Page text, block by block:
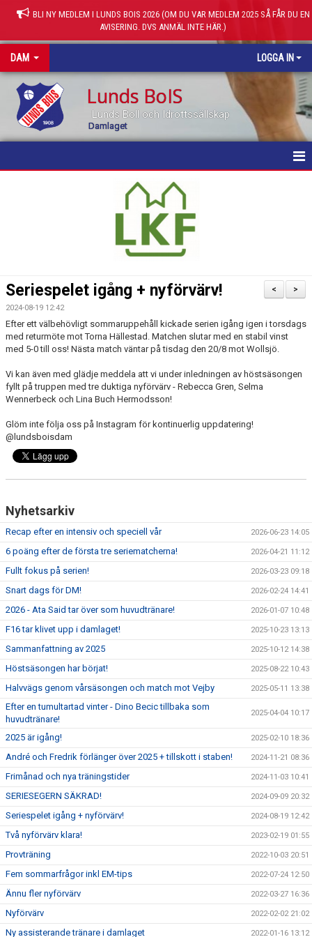
BLI NY MEDLEM I LUNDS BOIS 2026 (OM DU VAR MEDLEM 2025 SÅ FÅR DU EN
AVISERING. DVS ANMÄL INTE HÄR.)
DAM LOGGA IN
Lunds BoIS
Lunds Boll och Idrottssällskap
Damlaget
TRUPPEN
BILDGALLERI
KONTAKT
>
<
Seriespelet igång + nyförvärv!
2024-08-19 12:42
Efter ett välbehövligt sommaruppehåll kickade serien igång igen i torsdags
med returmöte mot Torna Hällestad. Matchen slutar med en stabil vinst
med 5-0 till oss! Nästa match väntar på tisdag den 20/8 mot Wollsjö.
Vi kan även med glädje meddela att vi under inledningen av höstsäsongen
fyllt på truppen med tre duktiga nyförvärv - Rebecca Gren, Selma
Wennerbeck och Lina Buch Hermodsson!
Glöm inte följa oss på Instagram för kontinuerlig uppdatering!
@lundsboisdam
Nyhetsarkiv
Recap efter en intensiv och speciell vår 2026-06-23 14:05
6 poäng efter de första tre seriematcherna! 2026-04-21 11:12
Fullt fokus på serien! 2026-03-23 09:18
Snart dags för DM! 2026-02-24 14:41
2026 - Ata Said tar över som huvudtränare! 2026-01-07 10:48
F16 tar klivet upp i damlaget! 2025-10-23 13:13
Sammanfattning av 2025 2025-10-12 14:38
Höstsäsongen har börjat! 2025-08-22 10:43
Halvvägs genom vårsäsongen och match mot Vejby 2025-05-11 13:38
Efter en tumultartad vinter - Dino Becic tillbaka som
huvudtränare!
2025-04-04 10:17
2025 är igång! 2025-02-10 18:36
André och Fredrik förlänger över 2025 + tillskott i staben! 2024-11-21 08:36
Frimånad och nya träningstider 2024-11-03 10:41
SERIESEGERN SÄKRAD! 2024-09-09 20:32
Seriespelet igång + nyförvärv! 2024-08-19 12:42
Två nyförvärv klara! 2023-02-19 01:55
Provträning 2022-10-03 20:51
Fem sommarfrågor inkl EM-tips 2022-07-24 12:50
Ännu fler nyförvärv 2022-03-27 16:36
Nyförvärv 2022-02-02 21:02
Ny assisterande tränare i damlaget 2022-01-16 13:12